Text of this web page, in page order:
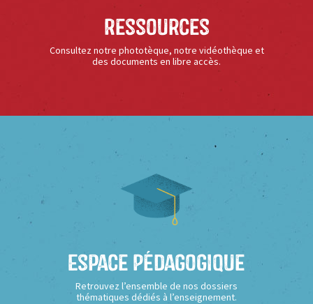
Ressources
Consultez notre phototèque, notre vidéothèque et
des documents en libre accès.
Espace Pédagogique
Retrouvez l’ensemble de nos dossiers
thématiques dédiés à l’enseignement.